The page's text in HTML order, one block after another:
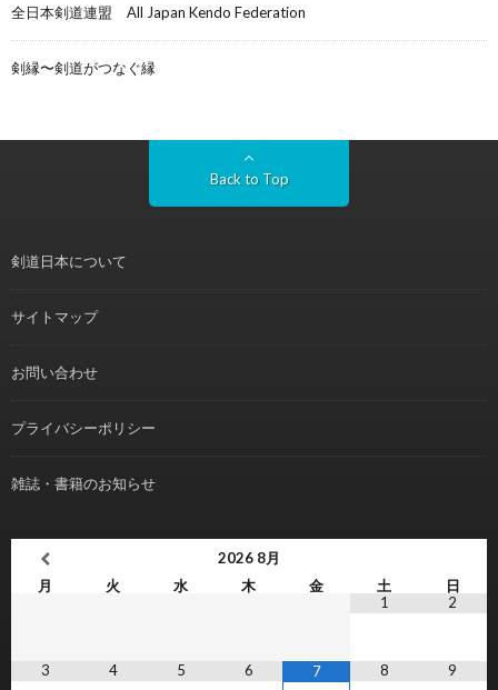
全日本剣道連盟 All Japan Kendo Federation
剣縁〜剣道がつなぐ縁
Back to Top
剣道日本について
サイトマップ
お問い合わせ
プライバシーポリシー
雑誌・書籍のお知らせ
2026 8月
月
火 水 木 金 土
日
1
2
3 4 5 6 7 8 9